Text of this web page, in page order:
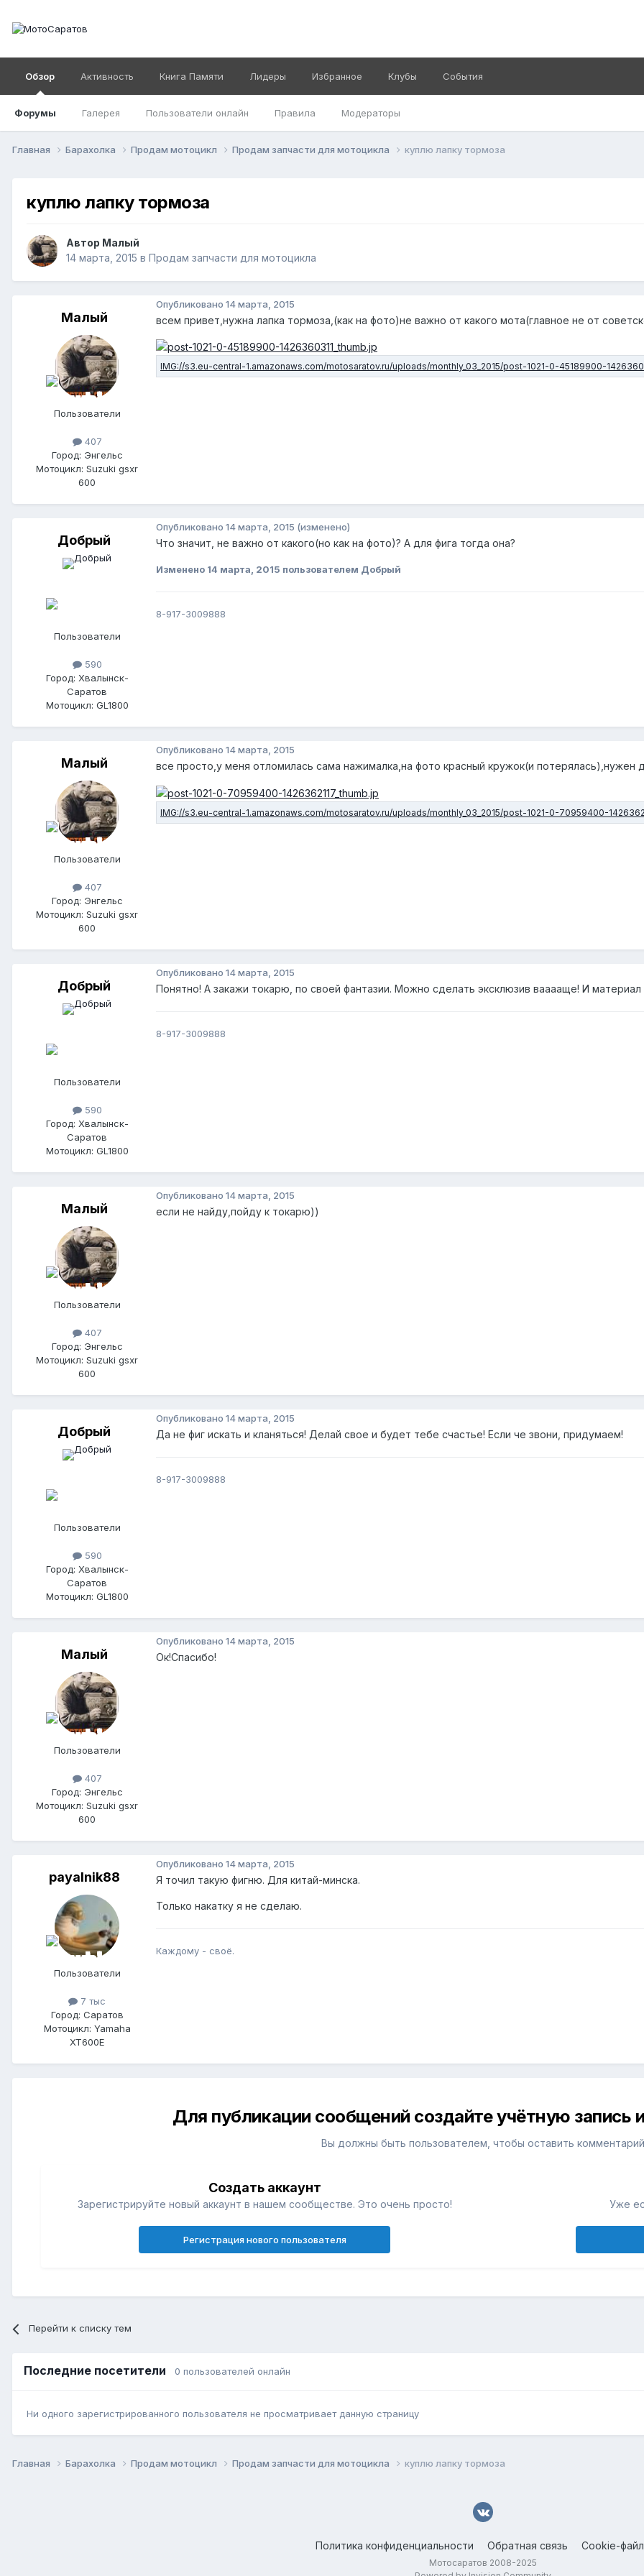
Обзор
Форумы Галерея Пользователи онлайн Правила Модераторы
Активность Книга Памяти Лидеры Избранное Клубы События
Главная Барахолка Продам мотоцикл Продам запчасти для мотоцикла куплю лапку тормоза
куплю лапку тормоза
Автор Малый
14 марта, 2015 в Продам запчасти для мотоцикла
Малый
Пользователи
407
Город: Энгельс
Мотоцикл: Suzuki gsxr
600
Опубликовано 14 марта, 2015
всем привет,нужна лапка тормоза,(как на фото)не важно от какого мота(главное не от
Добрый
Пользователи
590
Город: Хвалынск-
Саратов
Мотоцикл: GL1800
Опубликовано 14 марта, 2015 (изменено)
Что значит, не важно от какого(но как на фото)? А для фига тогда она?
Изменено 14 марта, 2015 пользователем Добрый
8-917-3009888
Малый
Пользователи
407
Город: Энгельс
Мотоцикл: Suzuki gsxr
600
Опубликовано 14 марта, 2015
все просто,у меня отломилась сама нажималка,на фото красный кружок(и потерялась),нужен
Добрый
Пользователи
590
Город: Хвалынск-
Саратов
Мотоцикл: GL1800
Опубликовано 14 марта, 2015
Понятно! А закажи токарю, по своей фантазии. Можно сделать эксклюзив вааааще! И
8-917-3009888
Малый
Пользователи
407
Город: Энгельс
Мотоцикл: Suzuki gsxr
600
Опубликовано 14 марта, 2015
если не найду,пойду к токарю))
Добрый
Пользователи
590
Город: Хвалынск-
Саратов
Мотоцикл: GL1800
Опубликовано 14 марта, 2015
Да не фиг искать и кланяться! Делай свое и будет тебе счастье! Если че звони, придумаем!
8-917-3009888
Малый
Пользователи
407
Город: Энгельс
Мотоцикл: Suzuki gsxr
600
Опубликовано 14 марта, 2015
Ок!Спасибо!
payalnik88
Пользователи
7 тыс
Город: Саратов
Мотоцикл: Yamaha
XT600E
Опубликовано 14 марта, 2015
Я точил такую фигню. Для китай-минска.
Только накатку я не сделаю.
Каждому - своё.
Для публикации сообщений создайте учётную запись
Вы должны быть пользователем, чтобы оставить комментарий
Создать аккаунт
Зарегистрируйте новый аккаунт в нашем сообществе. Это очень просто!
Регистрация нового пользователя
Уже
Перейти к списку тем
Последние посетители 0 пользователей онлайн
Ни одного зарегистрированного пользователя не просматривает данную страницу
Главная Барахолка Продам мотоцикл Продам запчасти для мотоцикла куплю лапку тормоза
Политика конфиденциальности Обратная связь Cookie-
Мотосаратов 2008-2025